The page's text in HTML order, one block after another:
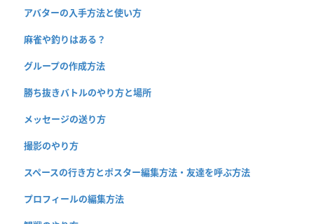
アバターの入手方法と使い方
麻雀や釣りはある？
グループの作成方法
勝ち抜きバトルのやり方と場所
メッセージの送り方
撮影のやり方
スペースの行き方とポスター編集方法・友達を呼ぶ方法
プロフィールの編集方法